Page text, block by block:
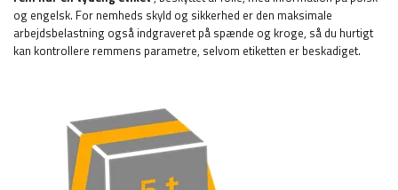
og engelsk. For nemheds skyld og sikkerhed er den maksimale
arbejdsbelastning også indgraveret på spænde og kroge, så du hurtigt
kan kontrollere remmens parametre, selvom etiketten er beskadiget.